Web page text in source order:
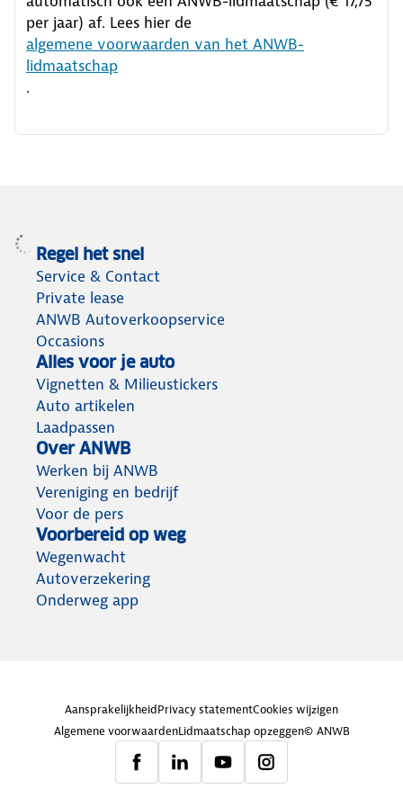
per jaar) af. Lees hier de
algemene voorwaarden van het ANWB-
lidmaatschap
.
Regel het snel
Service & Contact
Private lease
ANWB Autoverkoopservice
Occasions
Alles voor je auto
Vignetten & Milieustickers
Auto artikelen
Laadpassen
Over ANWB
Werken bij ANWB
Vereniging en bedrijf
Voor de pers
Voorbereid op weg
Wegenwacht
Autoverzekering
Onderweg app
AansprakelijkheidPrivacy statementCookies wijzigen
Algemene voorwaardenLidmaatschap opzeggen© ANWB